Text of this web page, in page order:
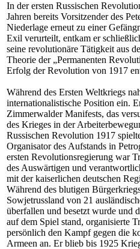
In der ersten Russischen
Jahren bereits Vorsitzender des
Niederlage erneut zu einer
Exil verurteilt, entkam er
seine revolutionäre Tätigkeit aus
Theorie der „Permanenten
Erfolg der Revolution von 1917
Während des Ersten Weltkriegs
internationalistische Position ein.
Zimmerwalder Manifests, das
des Krieges in der
Russischen Revolution 1917
Organisator des Aufstands in
ersten Revolutionsregierung war
des Auswärtigen und
mit der kaiserlichen deutschen
Während des blutigen
Sowjetrussland von 21
überfallen und besetzt wurde und
auf dem Spiel stand, organisierte
persönlich den Kampf gegen die
Armeen an. Er blieb bis 1925